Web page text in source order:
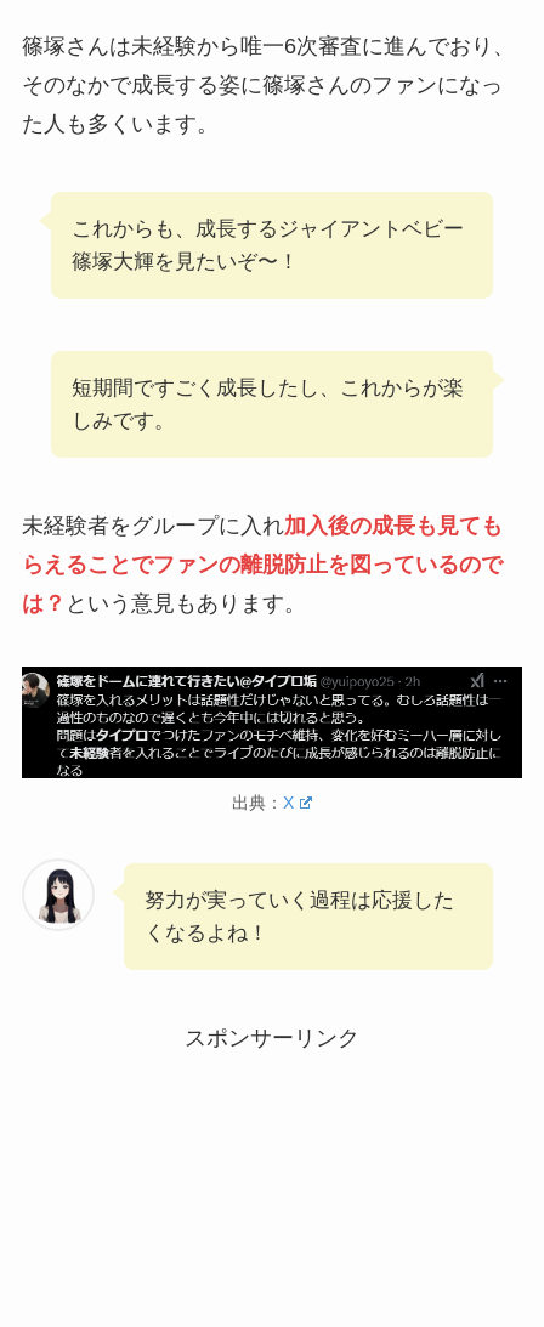
篠塚さんは未経験から唯一6次審査に進んでおり、
そのなかで成長する姿に篠塚さんのファンになっ
た人も多くいます。
これからも、成長するジャイアントベビー
篠塚大輝を見たいぞ〜！
短期間ですごく成長したし、これからが楽
しみです。
未経験者をグループに入れ加入後の成長も見ても
らえることでファンの離脱防止を図っているので
は？ という意見もあります。
出典：X
努力が実っていく過程は応援した
くなるよね！
スポンサーリンク